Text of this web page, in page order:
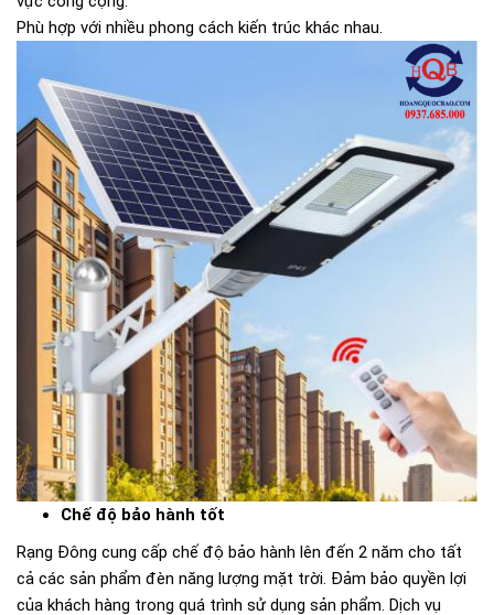
Phù hợp với nhiều phong cách kiến trúc khác nhau.
Chế độ bảo hành tốt
Rạng Đông cung cấp chế độ bảo hành lên đến 2 năm cho tất
cả các sản phẩm đèn năng lượng mặt trời. Đảm bảo quyền lợi
của khách hàng trong quá trình sử dụng sản phẩm. Dịch vụ